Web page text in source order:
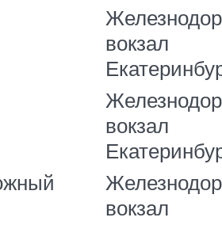
вокзал
вокзал
вокзал